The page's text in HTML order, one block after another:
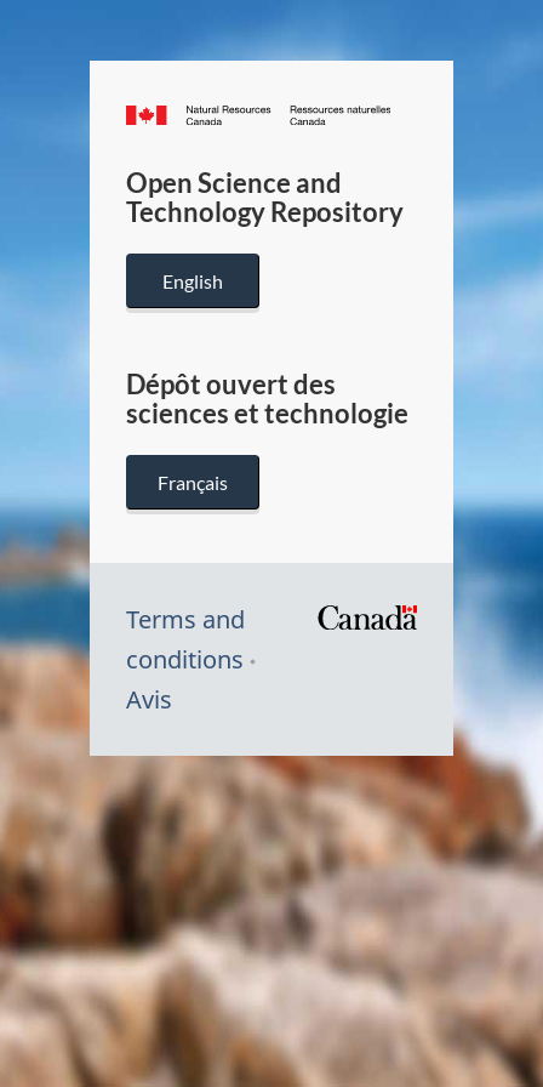
Canada.ca
/
Canada
Open Science and
Technology Repository
English
Dépôt ouvert des
sciences et technologie
Français
Terms and
conditions
Avis
Symbole
du
Canada